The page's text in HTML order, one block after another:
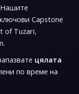
Нашите
Capstone
of Tuzari,
цялата
по време на